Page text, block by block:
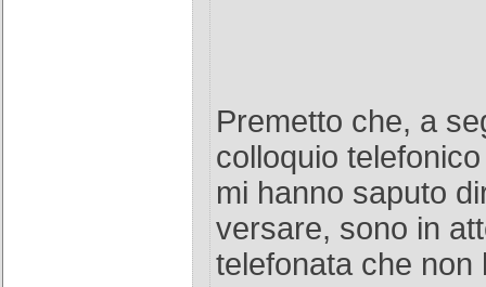
Premetto che, a
colloquio
mi hanno saputo
versare, sono in
telefonata che non